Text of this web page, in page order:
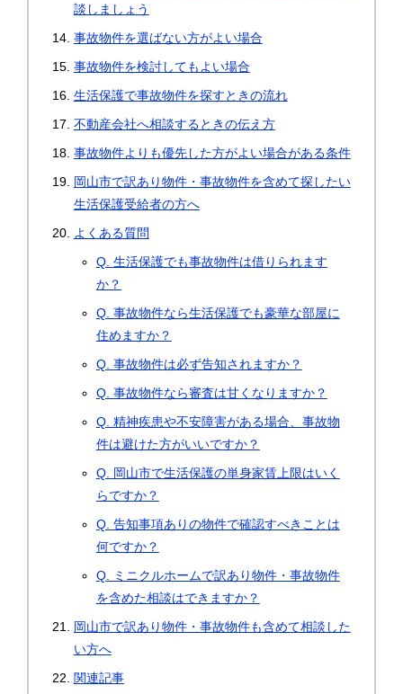
談しましょう
事故物件を選ばない方がよい場合
事故物件を検討してもよい場合
生活保護で事故物件を探すときの流れ
不動産会社へ相談するときの伝え方
事故物件よりも優先した方がよい場合がある条件
岡山市で訳あり物件・事故物件を含めて探したい
生活保護受給者の方へ
よくある質問
Q. 生活保護でも事故物件は借りられます
か？
Q. 事故物件なら生活保護でも豪華な部屋に
住めますか？
Q. 事故物件は必ず告知されますか？
Q. 事故物件なら審査は甘くなりますか？
Q. 精神疾患や不安障害がある場合、事故物
件は避けた方がいいですか？
Q. 岡山市で生活保護の単身家賃上限はいく
らですか？
Q. 告知事項ありの物件で確認すべきことは
何ですか？
Q. ミニクルホームで訳あり物件・事故物件
を含めた相談はできますか？
岡山市で訳あり物件・事故物件も含めて相談した
い方へ
関連記事